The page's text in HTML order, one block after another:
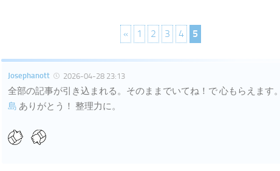
« 1 2 3 4 5
Josephanott 2026-04-28 23:13
全部の記事が引き込まれる。そのままでいてね！で 心もらえます。
島 ありがとう！ 整理力に。